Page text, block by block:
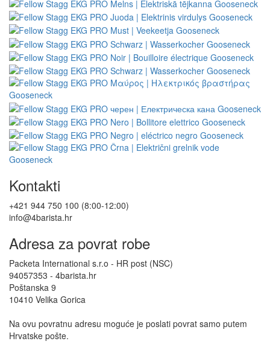
Kontakti
+421 944 750 100 (8:00-12:00)
info@4barista.hr
Adresa za povrat robe
Packeta International s.r.o - HR post (NSC)
94057353 - 4barista.hr
Poštanska 9
10410 Velika Gorica
Na ovu povratnu adresu moguće je poslati povrat samo putem
Hrvatske pošte.